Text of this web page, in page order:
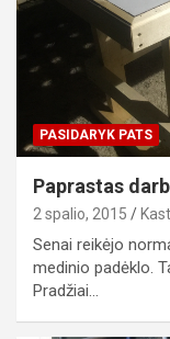
PASIDARYK PATS
Paprastas
2 spalio, 2015
Senai reikėjo
medinio padėklo.
Pradžiai…